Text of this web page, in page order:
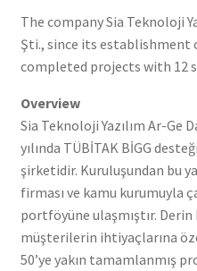
The company Sia Teknoloji
Şti., since its establishment
completed projects with 12
Overview
Sia Teknoloji Yazılım Ar-Ge
yılında TÜBİTAK BİGG
şirketidir. Kuruluşundan bu
firması ve kamu kurumuyla
portföyüne ulaşmıştır.
müşterilerin ihtiyaçlarına
50’ye yakın tamamlanmış